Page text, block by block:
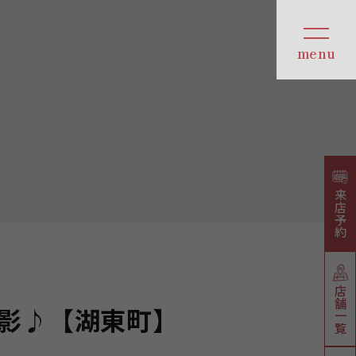
♪【湖東町】
来店予約
店舗一覧